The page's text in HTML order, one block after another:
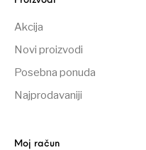
Akcija
Novi proizvodi
Posebna ponuda
Najprodavaniji
Moj račun